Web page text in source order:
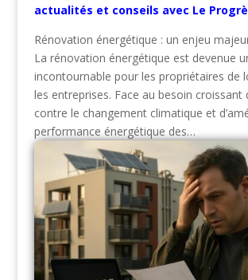
actualités et conseils avec Le
Rénovation énergétique : un enjeu
La rénovation énergétique est devenue
incontournable pour les propriétaires de
les entreprises. Face au besoin croissant
contre le changement climatique et
performance énergétique des…